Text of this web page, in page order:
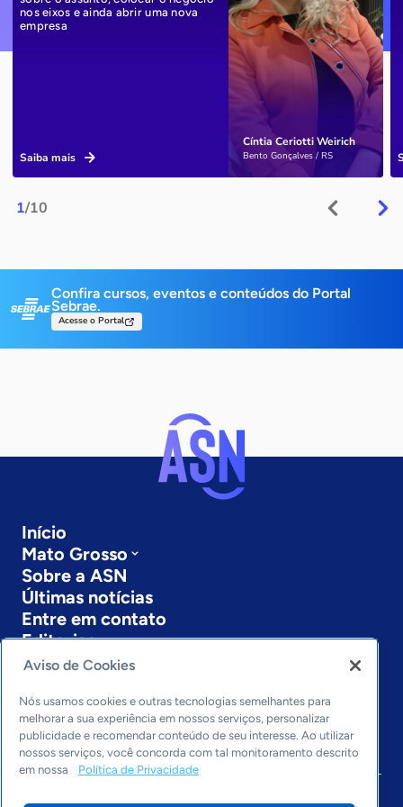
1/10
Cíntia Ceriotti Weirich
Bento Gonçalves / RS
nos eixos e ainda abrir uma nova
empresa
Saiba mais
Confira cursos, eventos e conteúdos do Portal
Sebrae.
Acesse o Portal
Início
Mato Grosso
Sobre a ASN
Últimas notícias
Entre em contato
Editorias
Economia & Política
Inovação & Tecnologia
Cultura empreendedora
Dados
Arquivo
Aviso de Cookies
Nós usamos cookies e outras tecnologias semelhantes para
melhorar a sua experiência em nossos serviços, personalizar
publicidade e recomendar conteúdo de seu interesse. Ao utilizar
nossos serviços, você concorda com tal monitoramento descrito
em nossa
Política de Privacidade